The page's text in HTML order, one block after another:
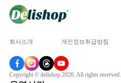
회사소개 개인정보취급방침
Copyright © delishop 2026. All rights reserved.